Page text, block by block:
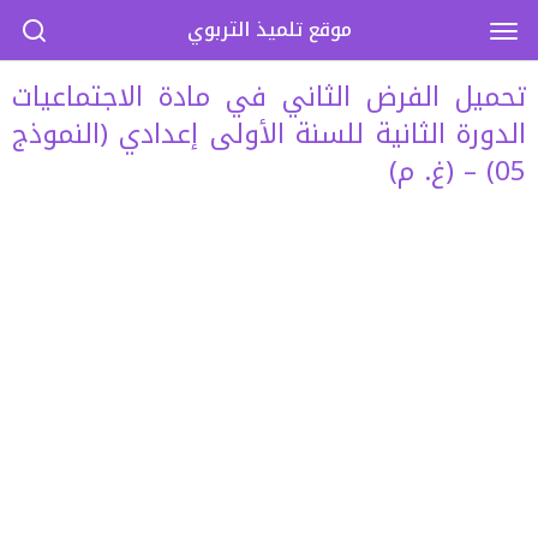
تحميل الفرض الثاني في مادة الاجتماعيات
الدورة الثانية للسنة الأولى إعدادي (النموذج
05) – (غ. م)
موقع تلميذ التربوي